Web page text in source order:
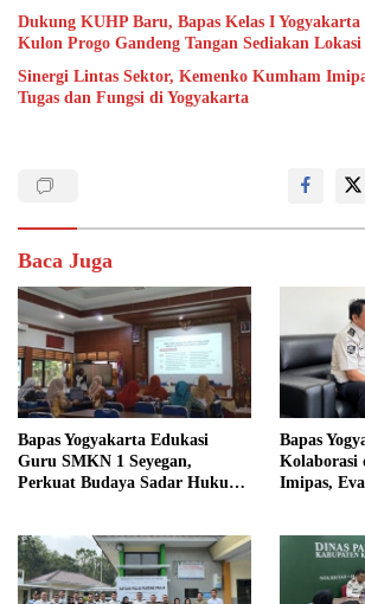
Dukung KUHP Baru, Bapas Kelas I
Kulon Progo Gandeng Tangan Sediakan
Sinergi Lintas Sektor, Kemenko Kumham
Tugas dan Fungsi di Yogyakarta
Baca Juga
Bapas Yogyakarta Edukasi
Guru SMKN 1 Seyegan,
Perkuat Budaya Sadar Hukum
Bapas
Kolaborasi
Imipas,